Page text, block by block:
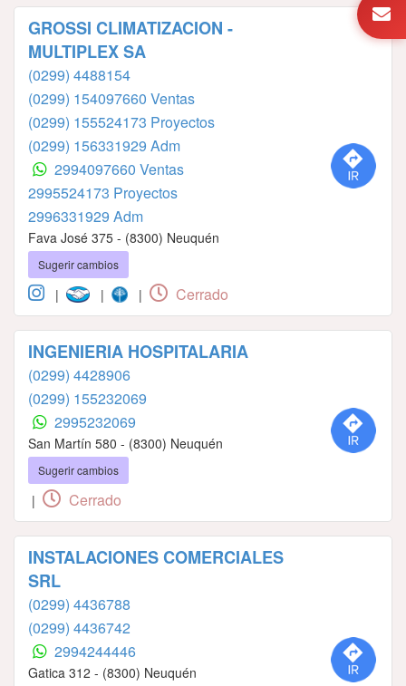
GROSSI CLIMATIZACION -
MULTIPLEX SA
(0299) 4488154
(0299) 154097660 Ventas
(0299) 155524173 Proyectos
(0299) 156331929 Adm
2994097660 Ventas
2995524173 Proyectos
2996331929 Adm
Fava José 375 - (8300) Neuquén
Sugerir cambios
| | | Cerrado
INGENIERIA HOSPITALARIA
(0299) 4428906
(0299) 155232069
2995232069
San Martín 580 - (8300) Neuquén
Sugerir cambios
| Cerrado
INSTALACIONES COMERCIALES
SRL
(0299) 4436788
(0299) 4436742
2994244446
Gatica 312 - (8300) Neuquén